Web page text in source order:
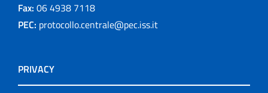
Fax: 06 4938 7118
PEC: protocollo.centrale@pec.iss.it
PRIVACY